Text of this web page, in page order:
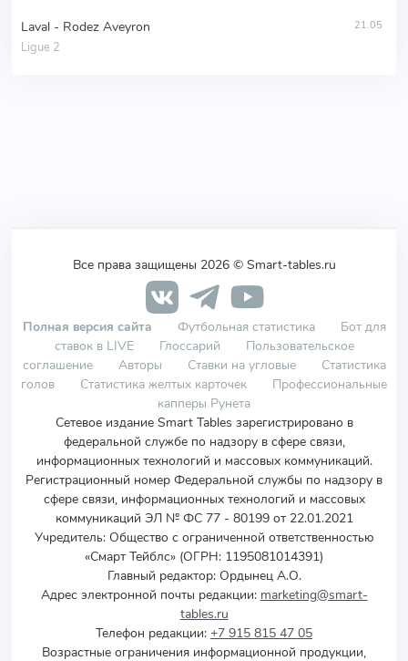
Laval - Rodez Aveyron
Ligue 2
21.05
Все права защищены 2026 © Smart-tables.ru
Полная версия сайта Футбольная статистика
Бот для
ставок в LIVE
Глоссарий
Пользовательское
соглашение
Авторы Ставки на угловые
Статистика
голов
Статистика желтых карточек
Профессиональные
капперы Рунета
Сетевое издание Smart Tables зарегистрировано в
федеральной службе по надзору в сфере связи,
информационных технологий и массовых коммуникаций.
Регистрационный номер Федеральной службы по надзору в
сфере связи, информационных технологий и массовых
коммуникаций ЭЛ № ФС 77 - 80199 от 22.01.2021
Учредитель: Общество с ограниченной ответственностью
«Смарт Тейблс» (ОГРН: 1195081014391)
Главный редактор: Ордынец А.О.
Адрес электронной почты редакции: marketing@smart-
tables.ru
Телефон редакции: +7 915 815 47 05
Возрастные ограничения информационной продукции,